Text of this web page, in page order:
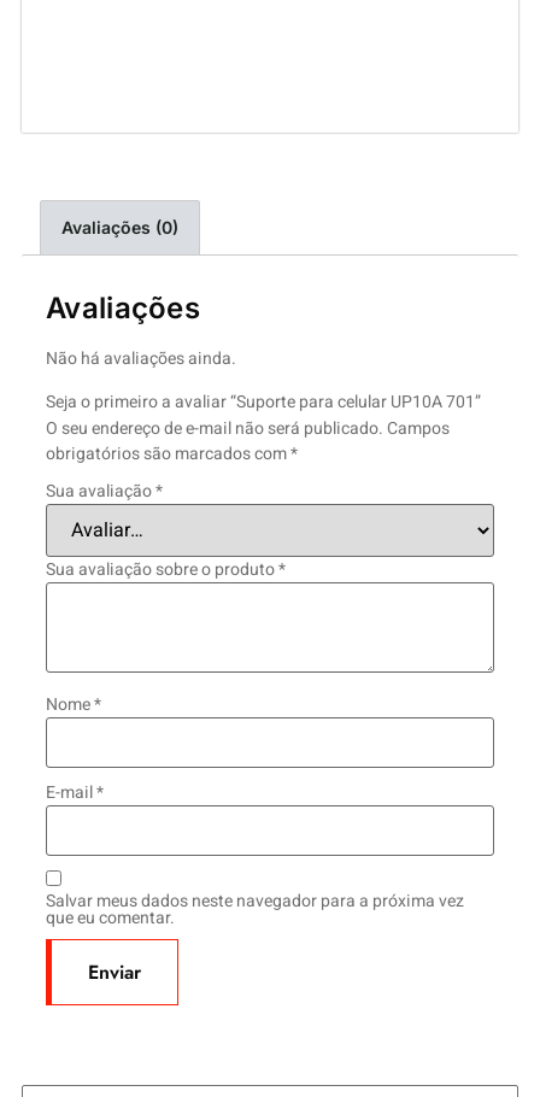
Avaliações (0)
Avaliações
Não há avaliações ainda.
Seja o primeiro a avaliar “Suporte para celular UP10A 701”
O seu endereço de e-mail não será publicado.Campos
obrigatórios são marcados com*
Sua avaliação*
Sua avaliação sobre o produto*
Nome*
E-mail*
Salvar meus dados neste navegador para a próxima vez
que eu comentar.